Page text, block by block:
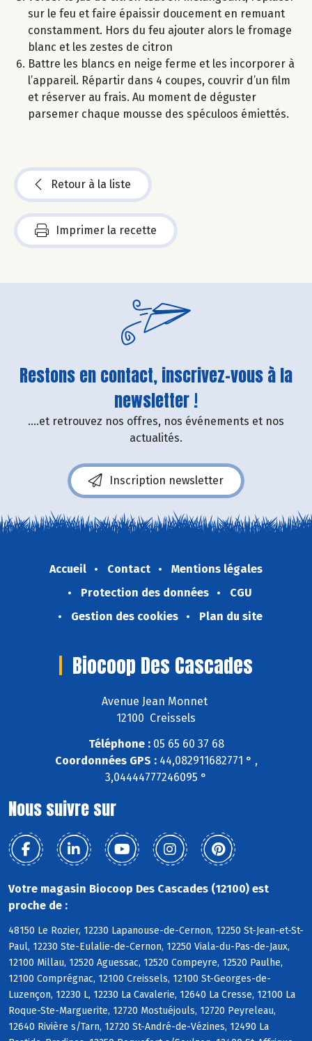
sur le feu et faire épaissir doucement en remuant
constamment. Hors du feu ajouter alors le fromage
blanc et les zestes de citron
Battre les blancs en neige ferme et les incorporer à
l’appareil. Répartir dans 4 coupes, couvrir d’un film
et réserver au frais. Au moment de déguster
parsemer chaque mousse des spéculoos émiettés.
Retour à la liste
Imprimer la recette
Restons en contact, inscrivez-vous à la
newsletter !
....et retrouvez nos offres, nos événements et nos
actualités.
Inscription newsletter
Accueil Contact
Mentions légales
Protection des données
CGU
Gestion des cookies
Plan du site
Biocoop Des Cascades
Avenue Jean Monnet
12100 Creissels
Téléphone :05 65 60 37 68
Coordonnées GPS :44,082911682771 ° ,
3,04444777246095 °
Nous suivre sur
Votre magasin Biocoop Des Cascades (12100) est
proche de :
48150 Le Rozier, 12230 Lapanouse-de-Cernon, 12250 St-Jean-et-St-
Paul, 12230 Ste-Eulalie-de-Cernon, 12250 Viala-du-Pas-de-Jaux,
12100 Millau, 12520 Aguessac, 12520 Compeyre, 12520 Paulhe,
12100 Comprégnac, 12100 Creissels, 12100 St-Georges-de-
Luzençon, 12230 L, 12230 La Cavalerie, 12640 La Cresse, 12100 La
Roque-Ste-Marguerite, 12720 Mostuéjouls, 12720 Peyreleau,
12640 Rivière s/Tarn, 12720 St-André-de-Vézines, 12490 La